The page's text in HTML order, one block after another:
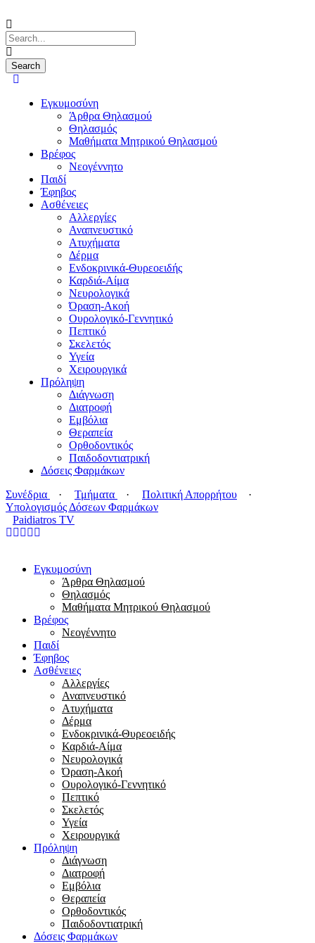
Εγκυμοσύνη
Άρθρα Θηλασμού
Θηλασμός
Μαθήματα Μητρικού Θηλασμού
Βρέφος
Νεογέννητο
Παιδί
Έφηβος
Ασθένειες
Αλλεργίες
Αναπνευστικό
Ατυχήματα
Δέρμα
Ενδοκρινικά-Θυρεοειδής
Καρδιά-Αίμα
Νευρολογικά
Όραση-Ακοή
Ουρολογικό-Γεννητικό
Πεπτικό
Σκελετός
Υγεία
Χειρουργικά
Πρόληψη
Διάγνωση
Διατροφή
Εμβόλια
Θεραπεία
Ορθοδοντικός
Παιδοδοντιατρική
Δόσεις Φαρμάκων
Συνέδρια
· Τμήματα · Πολιτική Απορρήτου
·
Υπολογισμός Δόσεων Φαρμάκων
Paidiatros TV
Εγκυμοσύνη
Άρθρα Θηλασμού
Θηλασμός
Μαθήματα Μητρικού Θηλασμού
Βρέφος
Νεογέννητο
Παιδί
Έφηβος
Ασθένειες
Αλλεργίες
Αναπνευστικό
Ατυχήματα
Δέρμα
Ενδοκρινικά-Θυρεοειδής
Καρδιά-Αίμα
Νευρολογικά
Όραση-Ακοή
Ουρολογικό-Γεννητικό
Πεπτικό
Σκελετός
Υγεία
Χειρουργικά
Πρόληψη
Διάγνωση
Διατροφή
Εμβόλια
Θεραπεία
Ορθοδοντικός
Παιδοδοντιατρική
Δόσεις Φαρμάκων